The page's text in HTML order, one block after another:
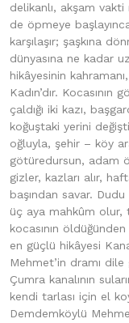
delikanlı, akşam vakti
de öpmeye
karşılaşır; şaşkına
dünyasına ne kadar
hikâyesinin
Kadın’dır.
çaldığı iki kazı,
koğuştaki yerini
oğluyla, şehir – köy
götüredursun, adam
gizler, kazları alır,
başından savar.
üç aya mahkûm olur,
kocasının
en güçlü hikâyesi
Mehmet’in dramı
Çumra kanalının
kendi tarlası için el
Demdemköylü